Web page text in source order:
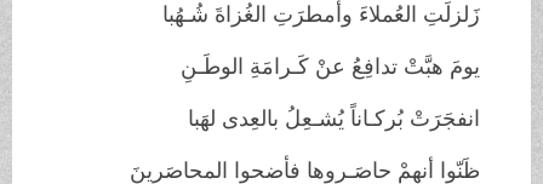
زَلزلَتِ العُملاءَ وأمطرَتِ الغُزاةَ شُـهُبا
يومَ هبَّتْ تدافِعُ عنْ كَـرامَةِ الوطَـنِ
انفجَرَتْ بُركـاناً يُشـعِلُ بالعِدى لهَبا
ظَنّوا أنهمْ حاصَـروها فأضحوا المحاصَرينَ